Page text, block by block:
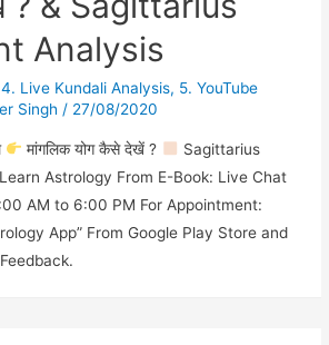
Analysis
4. Live Kundali Analysis, 5. YouTube
Singh / 27/08/2020
मांगलिक योग कैसे देखें ?
Sagittarius
Astrology From E-Book: Live Chat
AM to 6:00 PM For Appointment:
App” From Google Play Store and